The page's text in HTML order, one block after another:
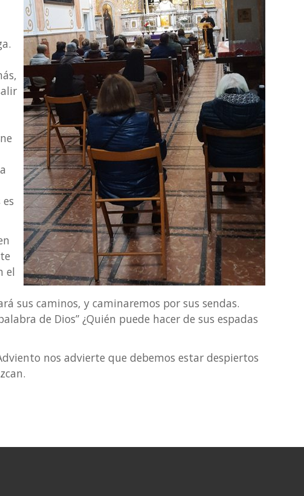
el
sus caminos, y caminaremos por sus sendas.
de Dios” ¿Quién puede hacer de sus espadas
nos advierte que debemos estar despiertos